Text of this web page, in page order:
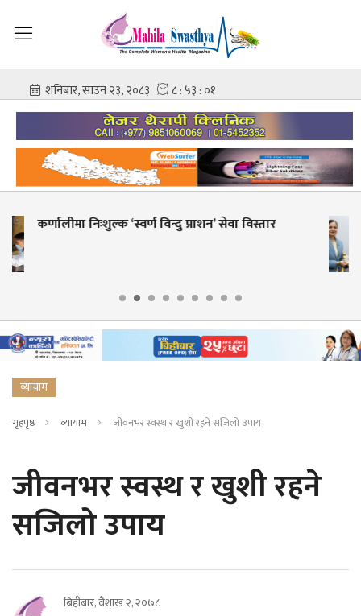
विस्तार
शहीद गंगालाल राष्ट्रिय हृदय केन्द्रको
व्यायाम
गृहपृष्ठ व्यायाम जीवनभर स्वस्थ र खुशी रहने सजिलो उपाय
जीवनभर स्वस्थ र खुशी रहने
सजिलो उपाय
बिहीबार, वैशाख २, २०७८